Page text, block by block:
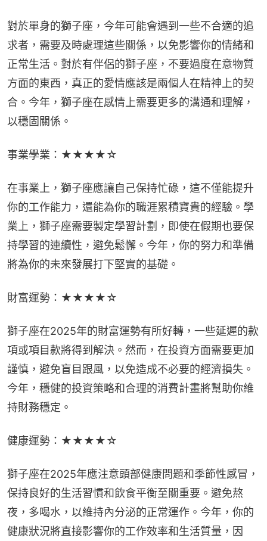
對於單身的獅子座，今年可能會遇到一些不合適的追
求者，需要及時處理這些關係，以免影響你的情緒和
正常生活。對於有伴侶的獅子座，不要過度在意物質
方面的東西，真正的愛情應該是兩個人在精神上的契
合。今年，獅子座在感情上需要更多的溝通和理解，
以穩固關係。
事業學業：★★★★☆
在事業上，獅子座應讓自己保持忙碌，這不僅能提升
你的工作能力，還能為你的職涯累積寶貴的經驗。學
業上，獅子座需要製定學習計劃，即使在假期也要保
持學習的連續性，避免鬆懈。今年，你的努力和準備
將為你的未來發展打下堅實的基礎。
財富運勢：★★★★☆
獅子座在2025年的財富運勢有所好轉，一些延遲的款
項或項目款將得到解決。然而，在投資方面需要更加
謹慎，避免盲目跟風，以免造成不必要的經濟損失。
今年，穩健的投資策略和合理的消費計畫將幫助你維
持財務穩定。
健康運勢：★★★★☆
獅子座在2025年應注意頭部健康問題和季節性感冒，
保持良好的生活習慣和飲食平衡至關重要。避免熬
夜，多喝水，以維持內分泌的正常運作。今年，你的
健康狀況將直接影響你的工作效率和生活質量，因